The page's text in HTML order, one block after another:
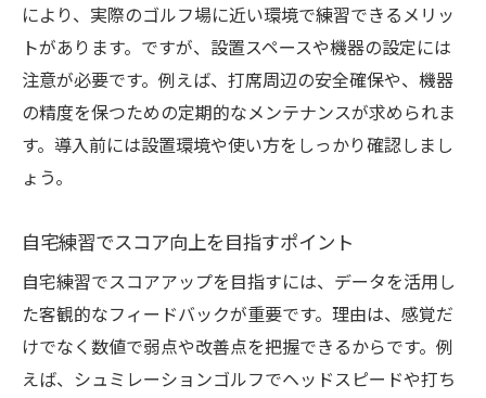
により、実際のゴルフ場に近い環境で練習できるメリッ
トがあります。ですが、設置スペースや機器の設定には
注意が必要です。例えば、打席周辺の安全確保や、機器
の精度を保つための定期的なメンテナンスが求められま
す。導入前には設置環境や使い方をしっかり確認しまし
ょう。
自宅練習でスコア向上を目指すポイント
自宅練習でスコアアップを目指すには、データを活用し
た客観的なフィードバックが重要です。理由は、感覚だ
けでなく数値で弱点や改善点を把握できるからです。例
えば、シュミレーションゴルフでヘッドスピードや打ち